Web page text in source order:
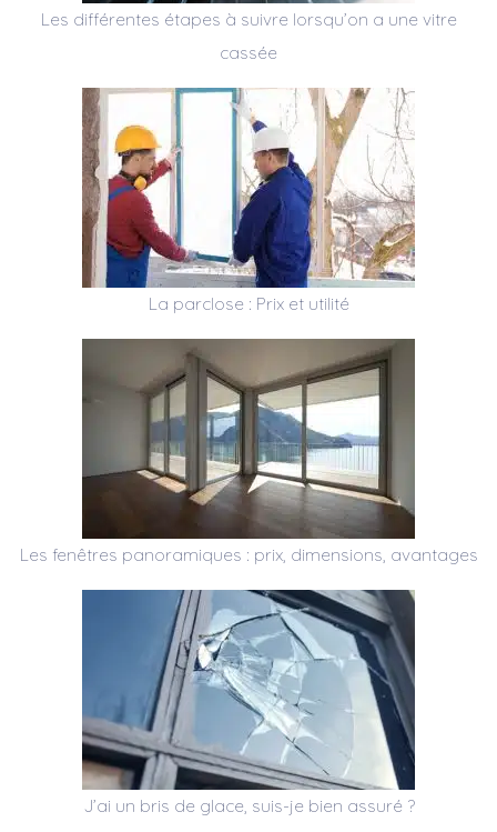
Les différentes étapes à suivre lorsqu’on a une vitre
cassée
La parclose : Prix et utilité
Les fenêtres panoramiques : prix, dimensions, avantages
J’ai un bris de glace, suis-je bien assuré ?